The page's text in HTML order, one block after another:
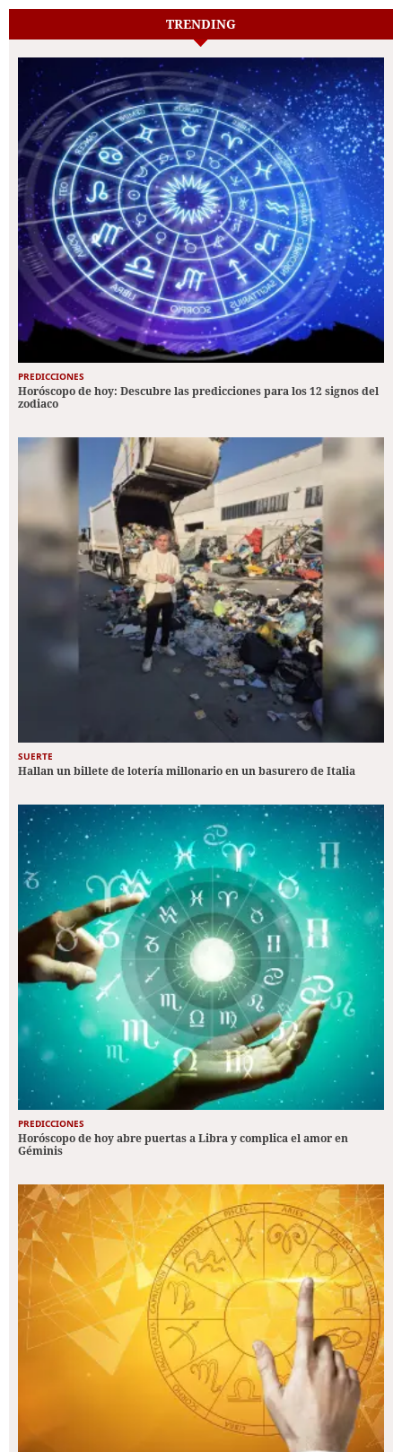
TRENDING
PREDICCIONES
Horóscopo de hoy: Descubre las predicciones para los 12 signos del
zodiaco
SUERTE
Hallan un billete de lotería millonario en un basurero de Italia
PREDICCIONES
Horóscopo de hoy abre puertas a Libra y complica el amor en
Géminis